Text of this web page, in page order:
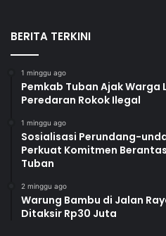
BERITA TERKINI
1 minggu ago
Pemkab Tuban Ajak Warga
Peredaran Rokok Ilegal
1 minggu ago
Sosialisasi Perundang-
Perkuat Komitmen
Tuban
2 minggu ago
Warung Bambu di Jalan
Ditaksir Rp30 Juta